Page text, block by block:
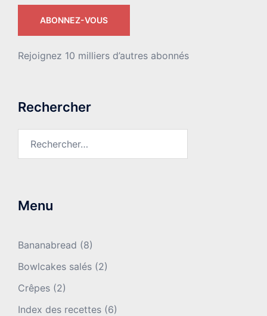
ABONNEZ-VOUS
Rejoignez 10 milliers d’autres abonnés
Rechercher
Menu
Bananabread (8)
Bowlcakes salés (2)
Crêpes (2)
Index des recettes (6)